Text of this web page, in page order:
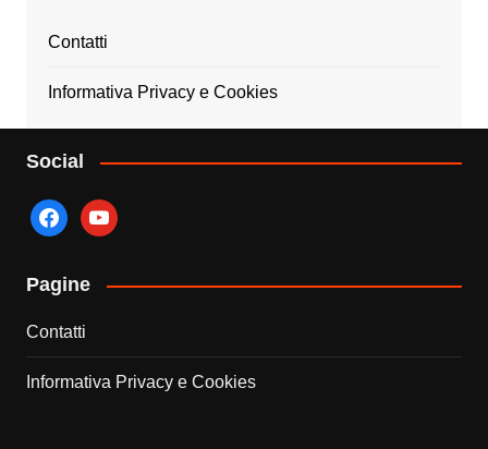
Contatti
Informativa Privacy e Cookies
Social
facebookyoutube
Pagine
Contatti
Informativa Privacy e Cookies